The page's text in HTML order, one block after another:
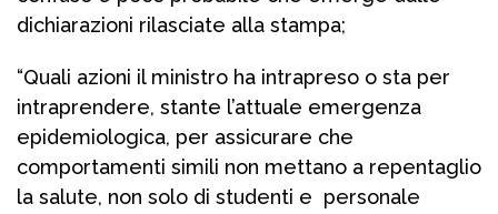
dichiarazioni rilasciate alla stampa;
“Quali azioni il ministro ha intrapreso o sta per
intraprendere, stante l’attuale emergenza
epidemiologica, per assicurare che
comportamenti simili non mettano a repentaglio
la salute, non solo di studenti e personale